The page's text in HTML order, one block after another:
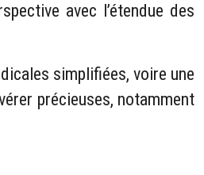
avec l’étendue des
simplifiées, voire une
précieuses, notamment